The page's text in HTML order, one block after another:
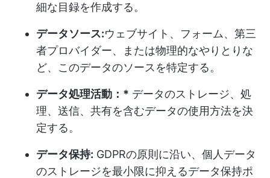
細な目録を作成する。
データソース:ウェブサイト、フォーム、第三
者プロバイダー、または物理的なやりとりな
ど、このデータのソースを特定する。
データ処理活動：* データのストレージ、処
理、送信、共有を含むデータの使用方法を決
定する。
データ保持: GDPRの原則に沿い、個人データ
のストレージを最小限に抑えるデータ保持ポ